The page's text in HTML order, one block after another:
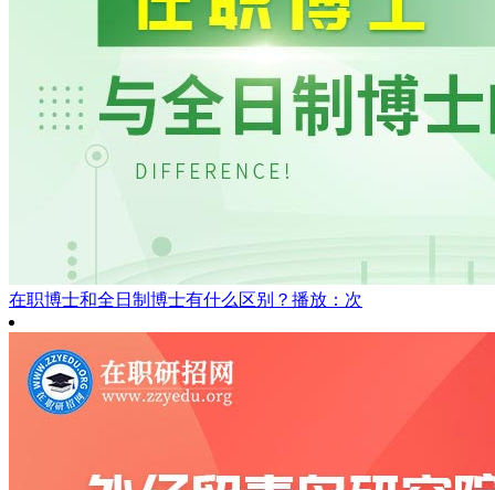
在职博士和全日制博士有什么区别？ 播放：次